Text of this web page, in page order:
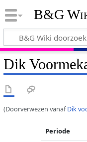
B&G
Dik
(Doorverwezen vanafDik
Periode